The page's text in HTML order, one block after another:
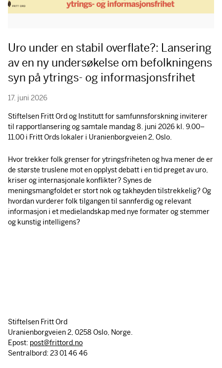
Uro under en stabil overflate?: Lansering
av en ny undersøkelse om befolkningens
syn på ytrings- og informasjonsfrihet
17. juni 2026
Stiftelsen Fritt Ord og Institutt for samfunnsforskning inviterer
til rapportlansering og samtale mandag 8. juni 2026 kl. 9.00–
11.00 i Fritt Ords lokaler i Uranienborgveien 2, Oslo.
Hvor trekker folk grenser for ytringsfriheten og hva mener de er
de største truslene mot en opplyst debatt i en tid preget av uro,
kriser og internasjonale konflikter? Synes de
meningsmangfoldet er stort nok og takhøyden tilstrekkelig? Og
hvordan vurderer folk tilgangen til sannferdig og relevant
informasjon i et medielandskap med nye formater og stemmer
og kunstig intelligens?
Stiftelsen Fritt Ord
Uranienborgveien 2, 0258 Oslo, Norge.
Epost: post@frittord.no
Sentralbord: 23 01 46 46